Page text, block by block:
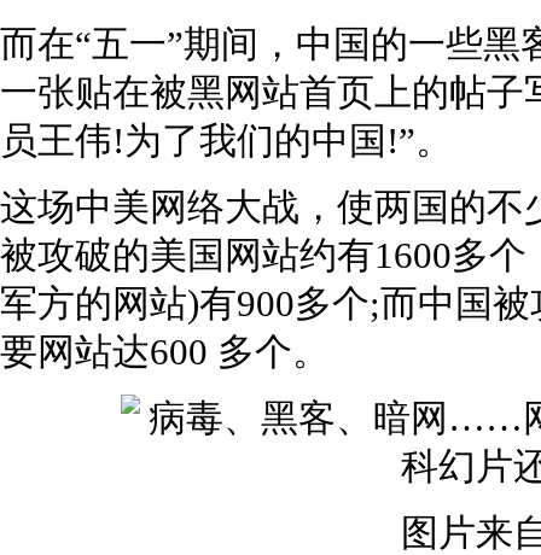
而在“五一”期间，中国的一些
一张贴在被黑网站首页上的帖
员王伟!为了我们的中国!”。
这场中美网络大战，使两国的
被攻破的美国网站约有1600多
军方的网站)有900多个;而中国
要网站达600 多个。
图片来